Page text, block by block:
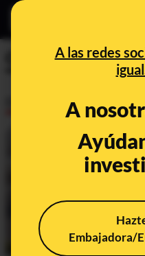
A las redes
A
Embajadora/
Castellón
CONTEXTO
Qué sabemos